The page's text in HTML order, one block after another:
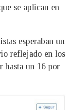
se aplican en
esperaban un
reflejado en los
hasta un 16 por